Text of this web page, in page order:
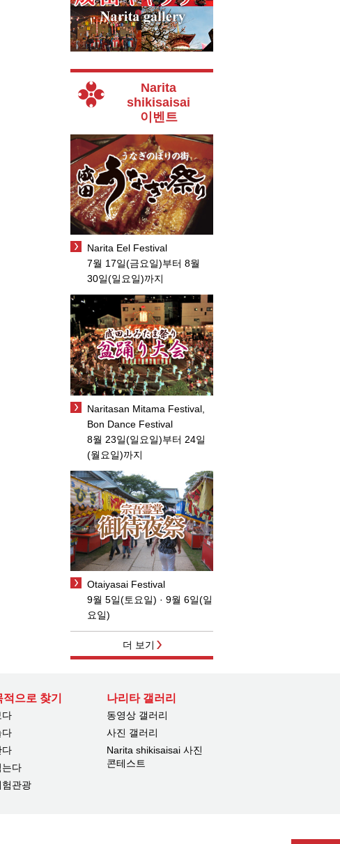
Narita
shikisaisai
이벤트
Narita Eel Festival
7월 17일(금요일)부터 8월
30일(일요일)까지
Naritasan Mitama Festival,
Bon Dance Festival
8월 23일(일요일)부터 24일
(월요일)까지
Otaiyasai Festival
9월 5일(토요일) · 9월 6일(일
요일)
더 보기
적으로 찾기
다
다
다
는다
험관광
나리타 갤러리
동영상 갤러리
사진 갤러리
Narita shikisaisai 사진
콘테스트